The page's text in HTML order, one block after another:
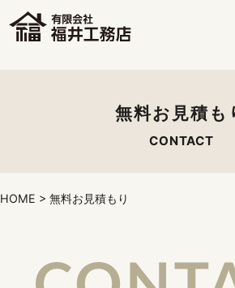
無料お見積も
CONTACT
HOME > 無料お見積もり